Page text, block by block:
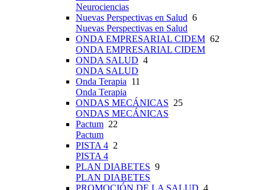
Neurociencias
Nuevas Perspectivas en Salud 6
Nuevas Perspectivas en Salud
ONDA EMPRESARIAL CIDEM 62
ONDA EMPRESARIAL CIDEM
ONDA SALUD 4
ONDA SALUD
Onda Terapia 11
Onda Terapia
ONDAS MECÁNICAS 25
ONDAS MECÁNICAS
Pactum 22
Pactum
PISTA 4 2
PISTA 4
PLAN DIABETES 9
PLAN DIABETES